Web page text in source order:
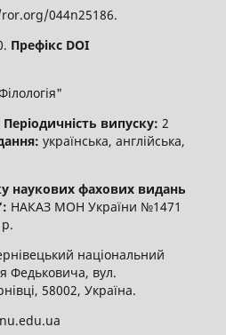
044n25186.
Префікс DOI
Періодичність випуску: 2
українська, англійська,
наукових фахових видань
НАКАЗ МОН України №1471
національний
Федьковича, вул.
58002, Україна.